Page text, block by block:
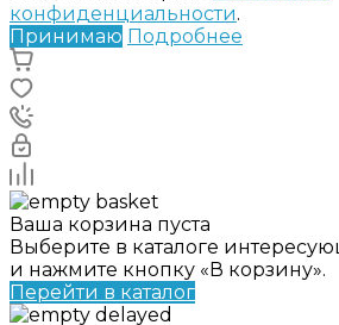
конфиденциальности.
Принимаю Подробнее
Ваша корзина пуста
Выберите в каталоге
и нажмите кнопку «В корзину».
Перейти в каталог